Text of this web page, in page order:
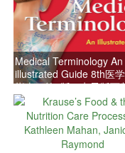
Medical Terminology An
illustrated Guide 8th医学
指南（第8版）电子版下